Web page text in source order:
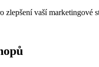
vaší marketingové